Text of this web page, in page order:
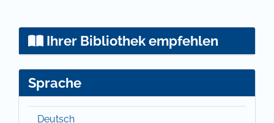
Ihrer Bibliothek empfehlen
Sprache
Deutsch